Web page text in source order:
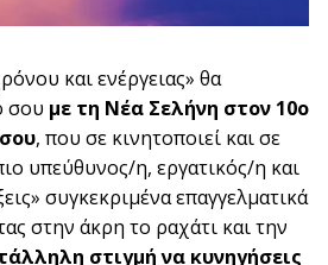
και ενέργειας» θα
σου με τη Νέα Σελήνη στον 10ο
, που σε κινητοποιεί και σε
υπεύθυνος/η, εργατικός/η και
συγκεκριμένα επαγγελματικά
στην άκρη το ραχάτι και την
στιγμή να κυνηγήσεις